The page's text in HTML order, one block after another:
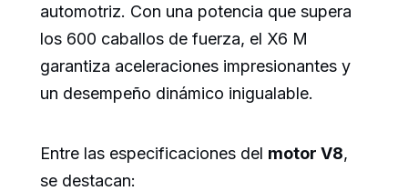
automotriz. Con una potencia que supera
los 600 caballos de fuerza, el X6 M
garantiza aceleraciones impresionantes y
un desempeño dinámico inigualable.
Entre las especificaciones del motor V8,
se destacan: